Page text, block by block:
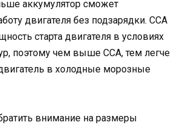
аккумулятор сможет
двигателя без подзарядки. CCA
старта двигателя в условиях
поэтому чем выше CCA, тем легче
в холодные морозные
внимание на размеры